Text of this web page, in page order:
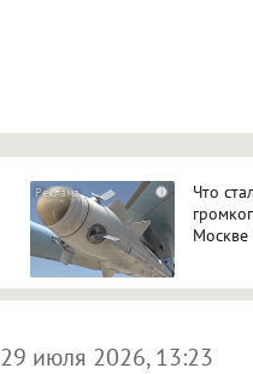
i
Что
Москве
29 июля 2026, 13:23